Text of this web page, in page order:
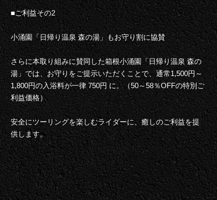
■ご利益その2
小涌園「日帰り温泉 森の湯」もお守り割に協賛
さらに本取り組みに賛同した箱根小涌園「日帰り温泉 森の
湯」では、お守りをご提示いただくことで、通常1,500円～
1,800円の入浴料が一律 750円 に。（50～58％OFFの特別ご
利益価格）
安全にツーリングを楽しむライダーに、癒しのご利益を提
供します。